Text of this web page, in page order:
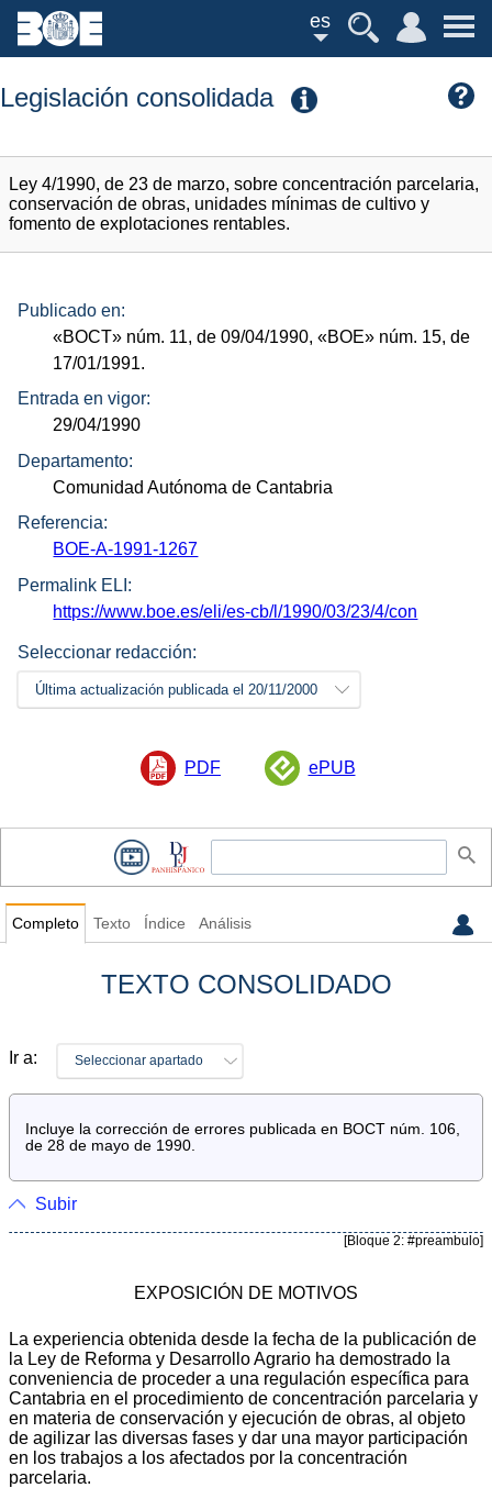
es
Legislación consolidada
Ley 4/1990, de 23 de marzo, sobre concentración parcelaria,
conservación de obras, unidades mínimas de cultivo y
fomento de explotaciones rentables.
Publicado en:
«BOCT» núm. 11, de 09/04/1990,«BOE» núm. 15, de
17/01/1991.
Entrada en vigor:
29/04/1990
Departamento:
Comunidad Autónoma de Cantabria
Referencia:
BOE-A-1991-1267
Permalink ELI:
https://www.boe.es/eli/es-cb/l/1990/03/23/4/con
Seleccionar redacción:
Última actualización publicada el 20/11/2000
PDF ePUB
Completo Texto Índice Análisis
TEXTO CONSOLIDADO
Ir a: Seleccionar apartado
Incluye la corrección de errores publicada en BOCT núm. 106,
de 28 de mayo de 1990.
Subir
[Bloque 2: #preambulo]
EXPOSICIÓN DE MOTIVOS
La experiencia obtenida desde la fecha de la publicación de
la Ley de Reforma y Desarrollo Agrario ha demostrado la
conveniencia de proceder a una regulación específica para
Cantabria en el procedimiento de concentración parcelaria y
en materia de conservación y ejecución de obras, al objeto
de agilizar las diversas fases y dar una mayor participación
en los trabajos a los afectados por la concentración
parcelaria.